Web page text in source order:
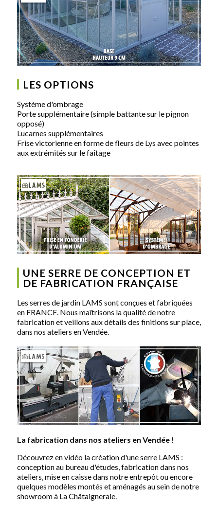
LES OPTIONS
Système d'ombrage
Porte supplémentaire (simple battante sur le pignon
opposé)
Lucarnes supplémentaires
Frise victorienne en forme de fleurs de Lys avec pointes
aux extrémités sur le faîtage
UNE SERRE DE CONCEPTION ET
DE FABRICATION FRANÇAISE
Les serres de jardin LAMS sont conçues et fabriquées
en FRANCE. Nous maîtrisons la qualité de notre
fabrication et veillons aux détails des finitions sur place,
dans nos ateliers en Vendée.
La fabrication dans nos ateliers en Vendée !
Découvrez en vidéo la création d'une serre LAMS :
conception au bureau d'études, fabrication dans nos
ateliers, mise en caisse dans notre entrepôt ou encore
quelques modèles montés et aménagés au sein de notre
showroom à La Châtaigneraie.